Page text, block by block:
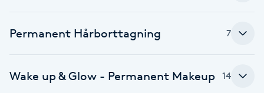
Coachning
Permanent Hårborttagning 7
Wake up & Glow - Permanent Makeup 14